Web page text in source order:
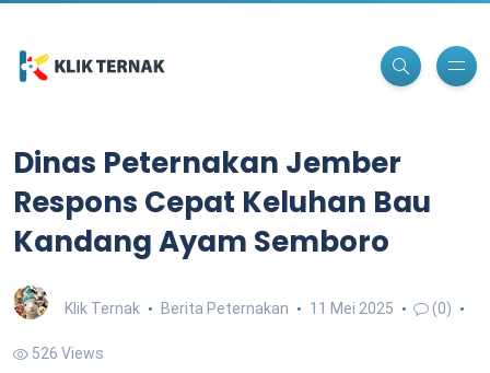
Dinas Peternakan Jember
Respons Cepat Keluhan Bau
Kandang Ayam Semboro
Klik Ternak Berita Peternakan 11 Mei 2025 (0)
526 Views